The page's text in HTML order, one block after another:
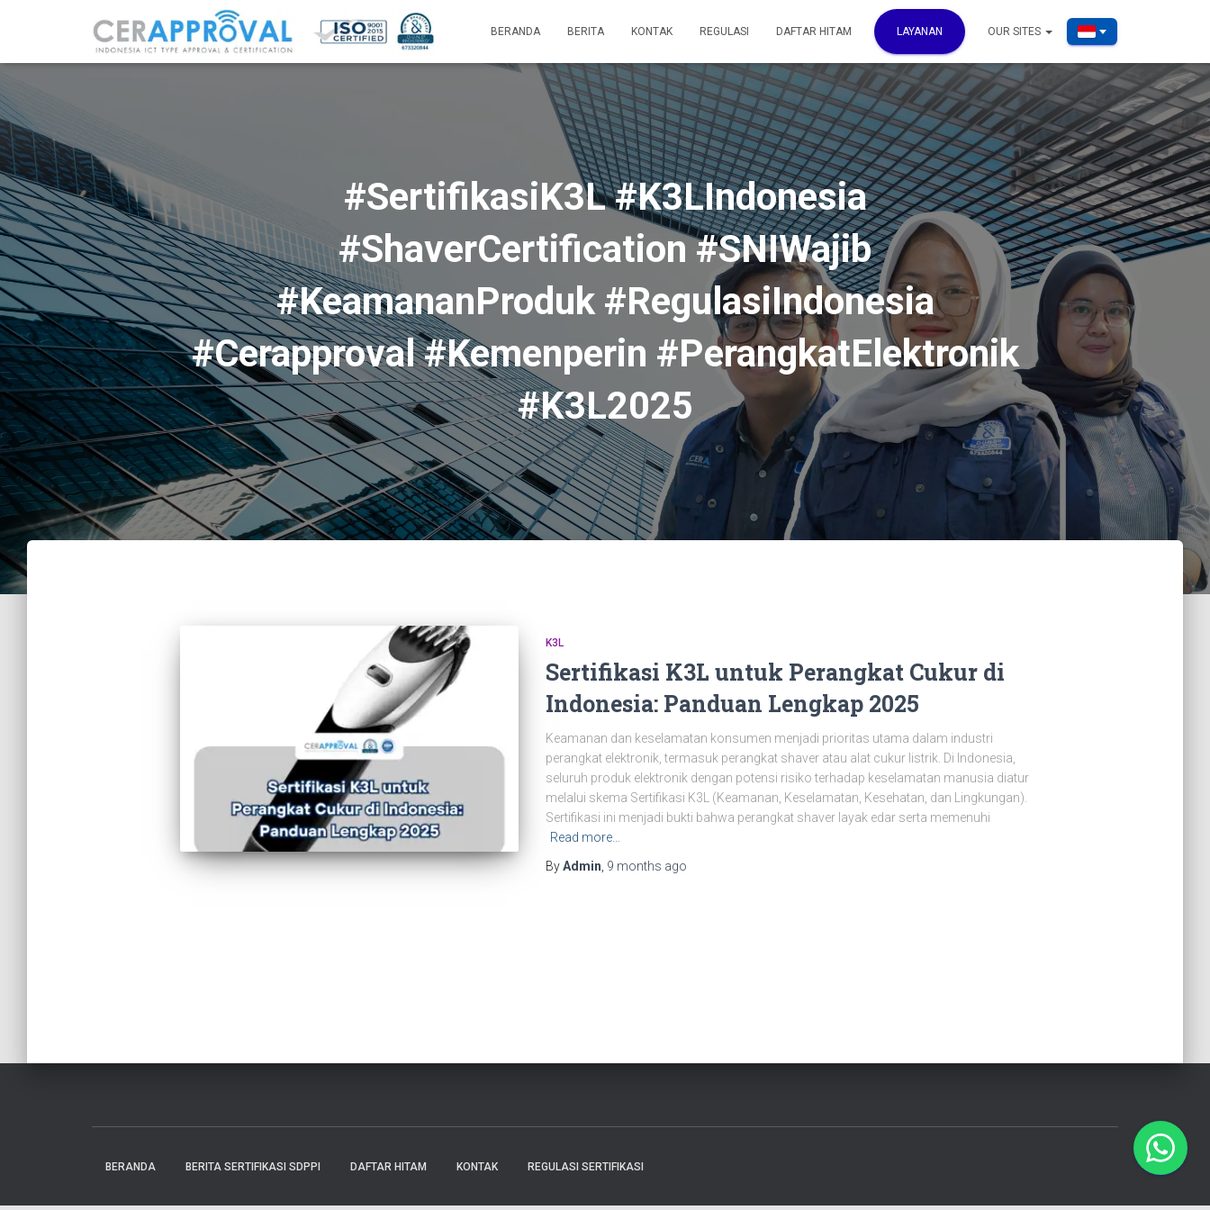
BERANDA BERITA KONTAK REGULASI DAFTAR HITAM LAYANAN OUR SITES
#SertifikasiK3L #K3LIndonesia
#ShaverCertification #SNIWajib
#KeamananProduk #RegulasiIndonesia
#Cerapproval #Kemenperin #PerangkatElektronik
#K3L2025
K3L
Sertifikasi K3L untuk Perangkat Cukur di
Indonesia: Panduan Lengkap 2025
Keamanan dan keselamatan konsumen menjadi prioritas utama dalam industri
perangkat elektronik, termasuk perangkat shaver atau alat cukur listrik. Di Indonesia,
seluruh produk elektronik dengan potensi risiko terhadap keselamatan manusia diatur
melalui skema Sertifikasi K3L (Keamanan, Keselamatan, Kesehatan, dan Lingkungan).
Sertifikasi ini menjadi bukti bahwa perangkat shaver layak edar serta memenuhi
Read more…
ByAdmin 9 months ago
BERANDA BERITA SERTIFIKASI SDPPI DAFTAR HITAM KONTAK REGULASI SERTIFIKASI